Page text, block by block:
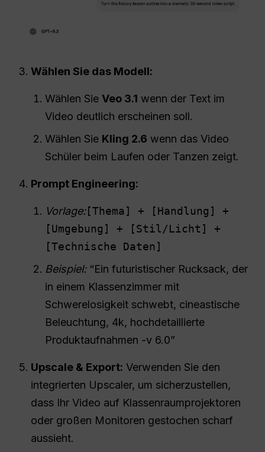
Wählen Sie das Modell:
Wählen SieVeo 3.1 wenn der Text im
Video deutlich erscheinen soll.
Wählen Sie Kling 2.6 wenn das Video
Schüler beim Laufen oder Tanzen zeigt.
Prompt Engineering:
Vorlage:[Thema] + [Handlung] +
[Umgebung] + [Stil/Licht] +
[Technische Daten]
Beispiel:“Ein futuristischer Rucksack, der
in einem Klassenzimmer mit
Schwerelosigkeit schwebt, cineastische
Beleuchtung, 4k, hochdetaillierte
Produktaufnahmen -v 6.0”
Upscale & Export: Verwenden Sie den
integrierten Upscaler, um sicherzustellen,
dass Ihr Video auf Klassenraumprojektoren
oder großen Monitoren gestochen scharf
aussieht.